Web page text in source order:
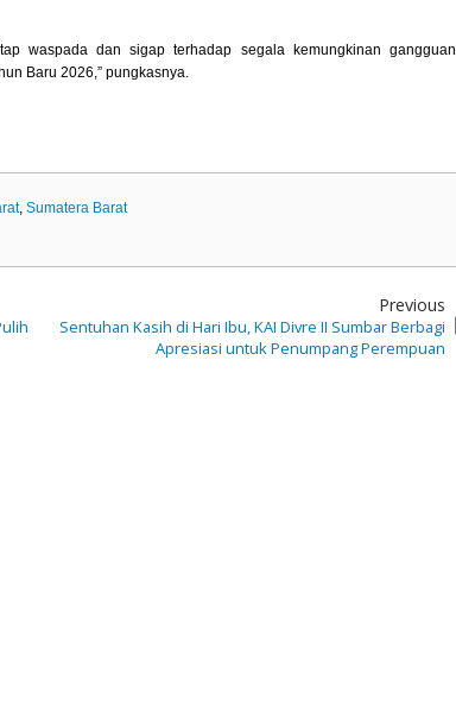
waspada dan sigap terhadap segala kemungkinan gangguan
Baru 2026,” pungkasnya.
,Sumatera Barat
Previous
Sentuhan Kasih di Hari Ibu, KAI Divre II Sumbar Berbagi
Apresiasi untuk Penumpang Perempuan